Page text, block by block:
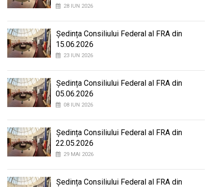
28 IUN 2026
Ședința Consiliului Federal al FRA din
15.06.2026
23 IUN 2026
Ședința Consiliului Federal al FRA din
05.06.2026
08 IUN 2026
Ședința Consiliului Federal al FRA din
22.05.2026
29 MAI 2026
Ședința Consiliului Federal al FRA din